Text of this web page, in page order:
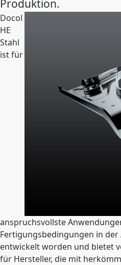
Produktion.
Docol
HE
Stahl
ist für
anspruchsvollste
Fertigungsbedingungen in
entwickelt worden und bietet
für Hersteller, die mit